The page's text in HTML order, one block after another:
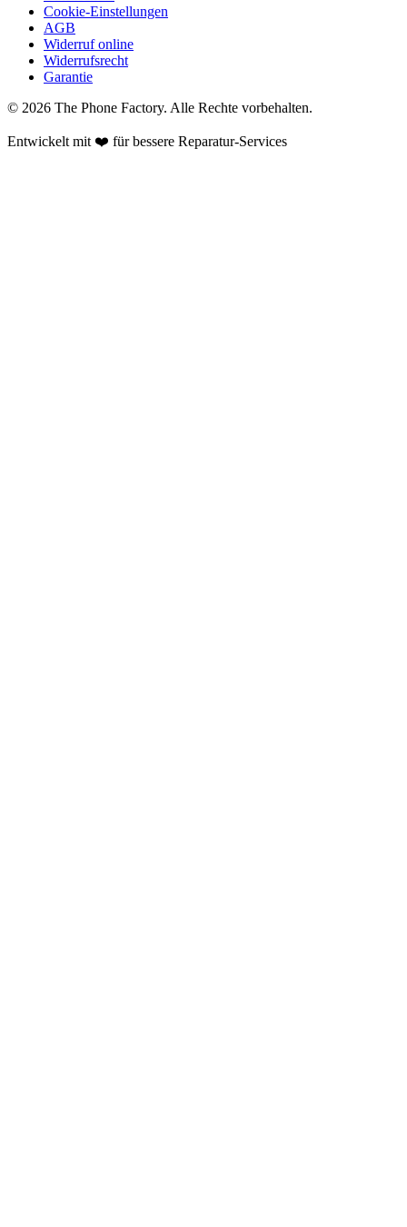
Cookie-Einstellungen
AGB
Widerruf online
Widerrufsrecht
Garantie
© 2026 The Phone Factory. Alle Rechte vorbehalten.
Entwickelt mit ❤️ für bessere Reparatur-Services